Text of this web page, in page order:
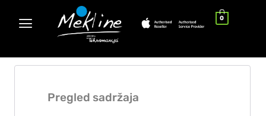
0
Pregled sadržaja